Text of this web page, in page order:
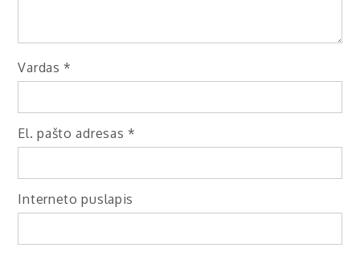
Vardas *
El. pašto adresas *
Interneto puslapis